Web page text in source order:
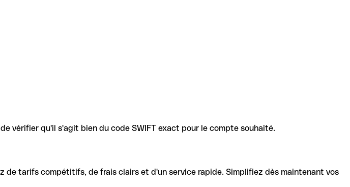
vérifier qu'il s'agit bien du code SWIFT exact pour le compte souhaité.
tarifs compétitifs, de frais clairs et d'un service rapide. Simplifiez dès maintenant vos